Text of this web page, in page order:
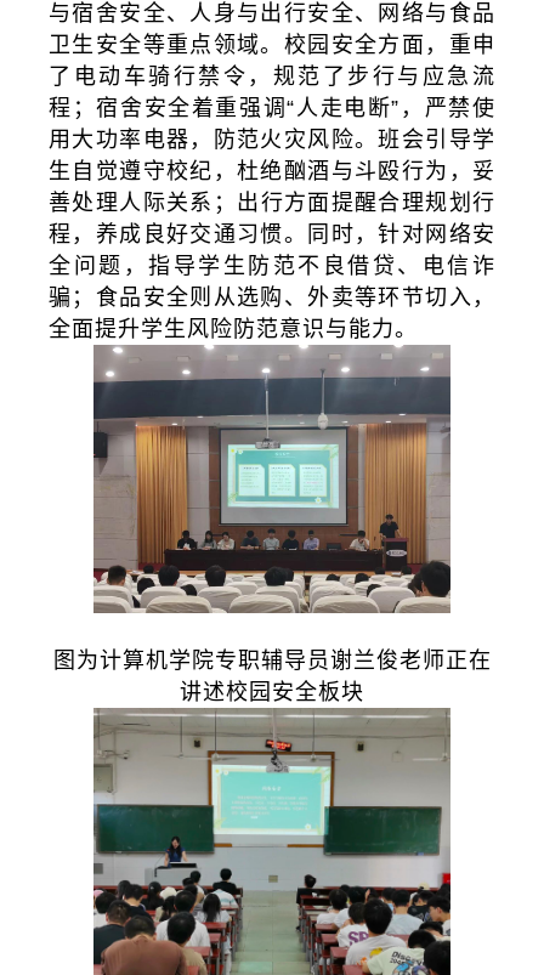
与宿舍安全、人身与出行安全、网络与食品
卫生安全等重点领域。校园安全方面，重申
了电动车骑行禁令，规范了步行与应急流
程；宿舍安全着重强调“人走电断”，严禁使
用大功率电器，防范火灾风险。班会引导学
生自觉遵守校纪，杜绝酗酒与斗殴行为，妥
善处理人际关系；出行方面提醒合理规划行
程，养成良好交通习惯。同时，针对网络安
全问题，指导学生防范不良借贷、电信诈
骗；食品安全则从选购、外卖等环节切入，
全面提升学生风险防范意识与能力。
图为计算机学院专职辅导员谢兰俊老师正在
讲述校园安全板块